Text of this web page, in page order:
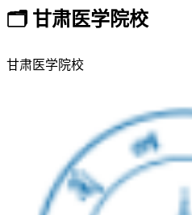
🗂 甘肃医学院校
甘肃医学院校